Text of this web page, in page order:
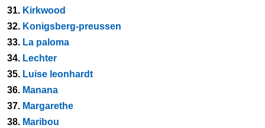
31. Kirkwood
32. Konigsberg-preussen
33. La paloma
34. Lechter
35. Luise leonhardt
36. Manana
37. Margarethe
38. Maribou